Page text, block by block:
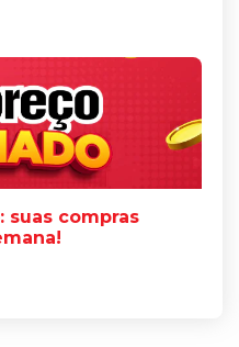
suas compras